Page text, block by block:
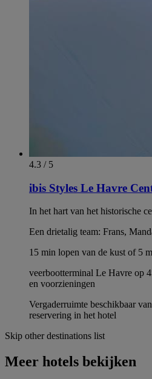
4.3 / 5
ibis Styles Le Havre
In het hart van het historische
Een drietalig team: Frans,
15 min lopen van de kust of 5
veerbootterminal Le Havre op
en voorzieningen
Vergaderruimte beschikbaar
reservering in het hotel
Skip other destinations list
Meer hotels bekijken